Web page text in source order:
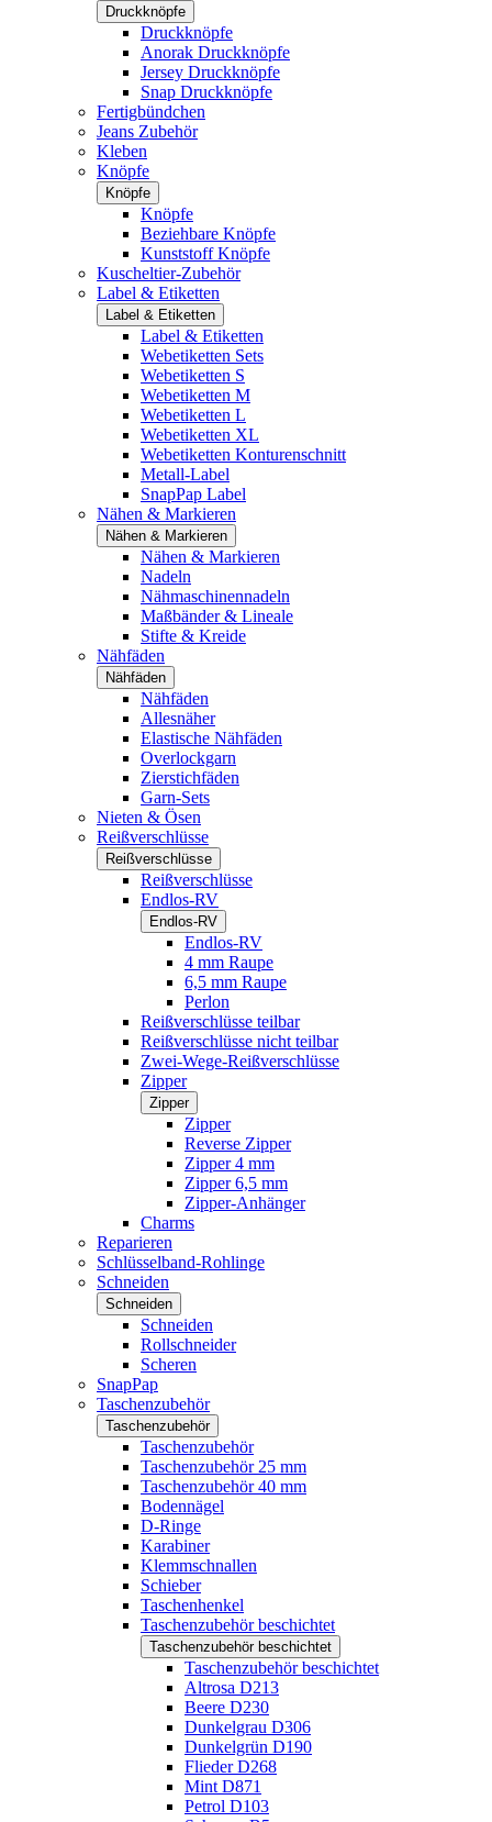
Druckknöpfe
Druckknöpfe
Anorak Druckknöpfe
Jersey Druckknöpfe
Snap Druckknöpfe
Fertigbündchen
Jeans Zubehör
Kleben
Knöpfe
Knöpfe
Knöpfe
Beziehbare Knöpfe
Kunststoff Knöpfe
Kuscheltier-Zubehör
Label & Etiketten
Label & Etiketten
Label & Etiketten
Webetiketten Sets
Webetiketten S
Webetiketten M
Webetiketten L
Webetiketten XL
Webetiketten Konturenschnitt
Metall-Label
SnapPap Label
Nähen & Markieren
Nähen & Markieren
Nähen & Markieren
Nadeln
Nähmaschinennadeln
Maßbänder & Lineale
Stifte & Kreide
Nähfäden
Nähfäden
Nähfäden
Allesnäher
Elastische Nähfäden
Overlockgarn
Zierstichfäden
Garn-Sets
Nieten & Ösen
Reißverschlüsse
Reißverschlüsse
Reißverschlüsse
Endlos-RV
Endlos-RV
Endlos-RV
4 mm Raupe
6,5 mm Raupe
Perlon
Reißverschlüsse teilbar
Reißverschlüsse nicht teilbar
Zwei-Wege-Reißverschlüsse
Zipper
Zipper
Zipper
Reverse Zipper
Zipper 4 mm
Zipper 6,5 mm
Zipper-Anhänger
Charms
Reparieren
Schlüsselband-Rohlinge
Schneiden
Schneiden
Schneiden
Rollschneider
Scheren
SnapPap
Taschenzubehör
Taschenzubehör
Taschenzubehör
Taschenzubehör 25 mm
Taschenzubehör 40 mm
Bodennägel
D-Ringe
Karabiner
Klemmschnallen
Schieber
Taschenhenkel
Taschenzubehör beschichtet
Taschenzubehör beschichtet
Taschenzubehör beschichtet
Altrosa D213
Beere D230
Dunkelgrau D306
Dunkelgrün D190
Flieder D268
Mint D871
Petrol D103